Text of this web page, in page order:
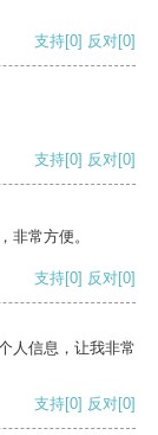
支持[0] 反对[0]
支持[0] 反对[0]
非常方便。
支持[0] 反对[0]
人信息，让我非常
支持[0] 反对[0]